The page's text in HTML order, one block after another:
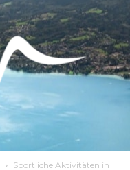
Sportliche Aktivitäten in